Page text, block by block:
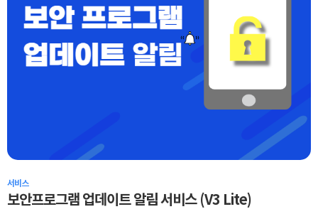
서비스
보안프로그램 업데이트 알림 서비스 (V3 Lite)